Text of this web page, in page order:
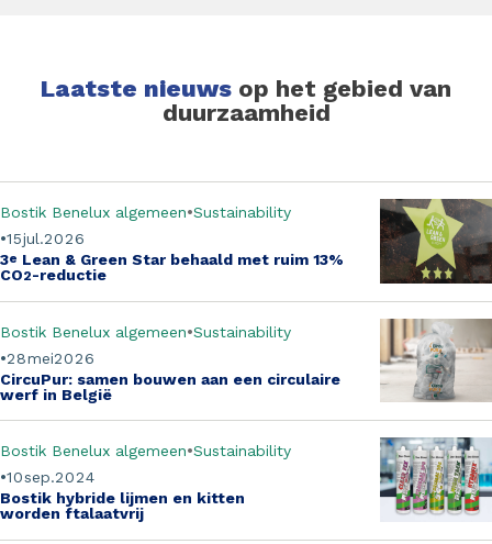
Laatste nieuws op het gebied van
duurzaamheid
jul.
15 2026
Bostik Benelux algemeen Sustainability
3e Lean & Green Star behaald met ruim 13%
CO2-reductie
mei
28 2026
Bostik Benelux algemeen Sustainability
CircuPur: samen bouwen aan een circulaire
werf in België
sep.
10 2024
Bostik Benelux algemeen Sustainability
Bostik hybride lijmen en kitten
worden ftalaatvrij